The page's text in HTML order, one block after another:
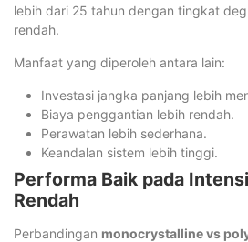
lebih dari 25 tahun dengan tingkat
rendah.
Manfaat yang diperoleh antara lain:
Investasi jangka panjang lebih
Biaya penggantian lebih rendah.
Perawatan lebih sederhana.
Keandalan sistem lebih tinggi.
Performa Baik pada
Rendah
Perbandingan monocrystalline vs